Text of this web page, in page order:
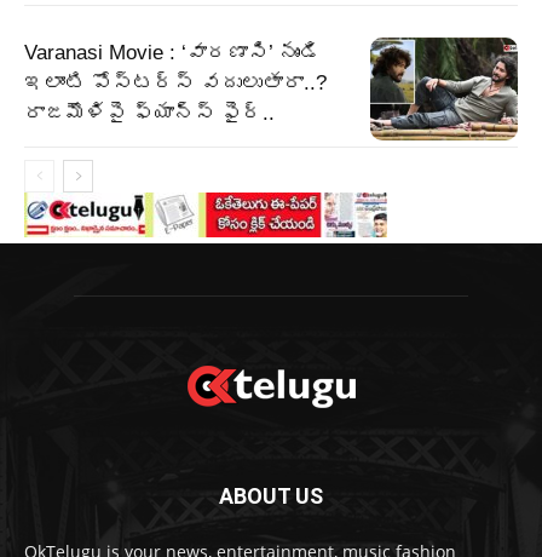
Varanasi Movie : ‘వారణాసి’ నుండి
ఇలాంటి పోస్టర్స్ వదులుతారా..?
రాజమౌళిపై ఫ్యాన్స్ ఫైర్..
ABOUT US
OkTelugu is your news, entertainment, music fashion